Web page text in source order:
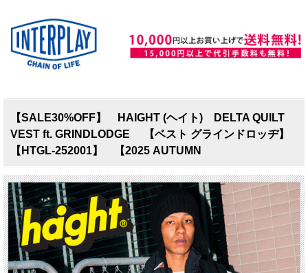
【SALE30%OFF】 HAIGHT (ヘイト) DELTA QUILT
VEST ft. GRINDLODGE 【ベスト グラインドロッヂ】
【HTGL-252001】 【2025 AUTUMN